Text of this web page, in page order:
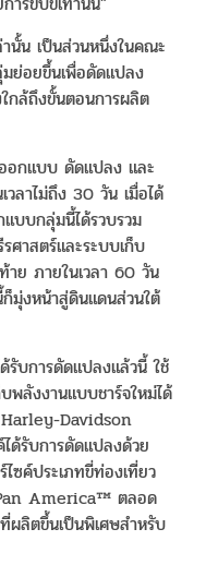
นั้น เป็นส่วนหนึ่งในคณะ
ย่อยขึ้นเพื่อดัดแปลง
กล้ถึงขั้นตอนการผลิต
อกแบบ ดัดแปลง และ
ลาไม่ถึง 30 วัน เมื่อได้
บบกลุ่มนี้ได้รวบรวม
าสตร์และระบบเก็บ
าย ภายในเวลา 60 วัน
มุ่งหน้าสู่ดินแดนส่วนใต้
รับการดัดแปลงแล้วนี้ ใช้
พลังงานแบบชาร์จใหม่ได้
Harley-Davidson
รับการดัดแปลงด้วย
ซค์ประเภทขี่ท่องเที่ยว
America™ ตลอด
ผลิตขึ้นเป็นพิเศษสำหรับ